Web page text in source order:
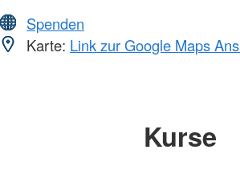
Spenden
Karte: Link zur Google Maps
Kurse